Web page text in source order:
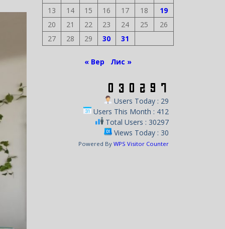
13
14 15 16 17 18
19
20
21 22 23 24 25
26
27
28 29 30 31
« Вер Лис »
Users Today : 29
Users This Month : 412
Total Users : 30297
Views Today : 30
Powered By WPS Visitor Counter